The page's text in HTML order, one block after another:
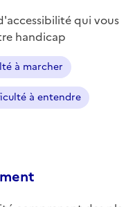
qui vous
handicap
à marcher
à entendre